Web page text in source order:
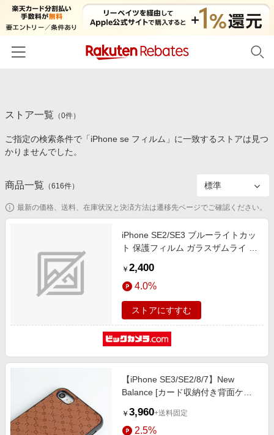
カテゴリー一覧
百貨店・総合ECモール
食品・スイーツ・お酒
コスメ・健康・医薬品
家電・PC・スマホ・カメラ
スポーツ・アウトドア・ゴルフ
旅行・レジャー・ホテル予約
金融・マネー・保険
デジタルコンテンツ
イベント一覧
初回購入者限定特典
対象ストア新規限定特典
楽天ペイ導入ストア
楽天サービス特集
わくわく夏特集
とことん買い物チャレンジ
Qoo10メガポ
Samsung ボーナスキャンペーン
週末の高還元 夏の長期版
ストア一覧 （0件）
ご指定の検索条件で「iPhone se フィルム」に一致するストアは見つ
かりませんでした。
商品一覧 （616件）
最新の価格、送料、在庫状況と決済方法は遷移先ページでご確認ください。
iPhone SE2/SE3 ブルーライトカッ
ト 保護フィルム ガラスザムライ ク
￥ 2,400
4.0%
ストアにすすむ
【iPhone SE3/SE2/8/7】New
Balance [カード収納付き背面ケー
￥ 3,960+送料固定
2.5%